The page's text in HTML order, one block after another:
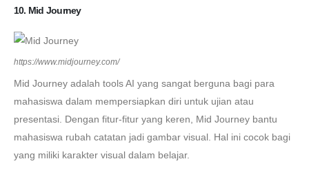
10. Mid Journey
https://www.midjourney.com/
Mid Journey adalah tools AI yang sangat berguna bagi para
mahasiswa dalam mempersiapkan diri untuk ujian atau
presentasi. Dengan fitur-fitur yang keren, Mid Journey bantu
mahasiswa rubah catatan jadi gambar visual. Hal ini cocok bagi
yang miliki karakter visual dalam belajar.